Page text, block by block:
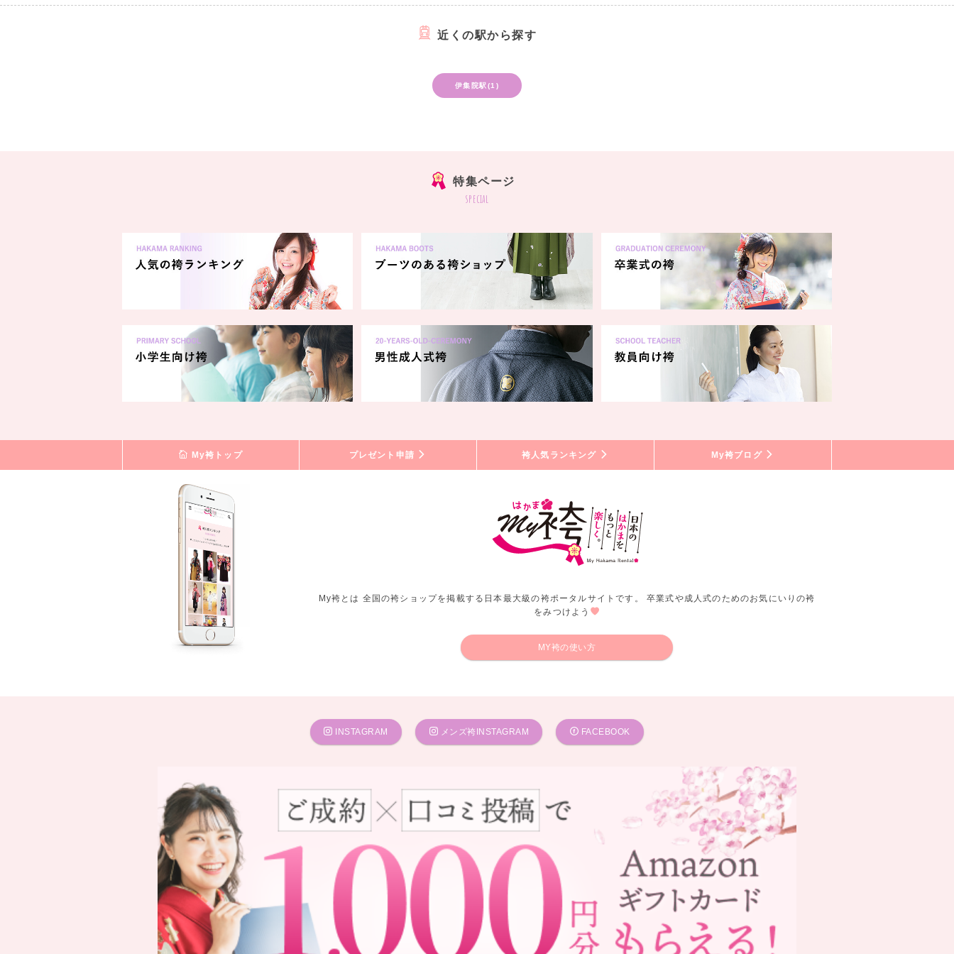
近くの駅から探す
伊集院駅(1)
特集ページ
special
My袴トップ プレゼント申請 袴人気ランキング My袴ブログ
My袴とは 全国の袴ショップを掲載する日本最大級の袴ポータルサイトです。 卒業式や成人式のためのお気にいりの袴
をみつけよう
MY袴の使い方
INSTAGRAM メンズ袴INSTAGRAM FACEBOOK